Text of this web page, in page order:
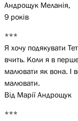
Андрощук Меланія,
9 років
***
Я хочу подякувати
вчить. Коли я в
малювати як вона. І
малювати.
Від Марії Андрощук
***